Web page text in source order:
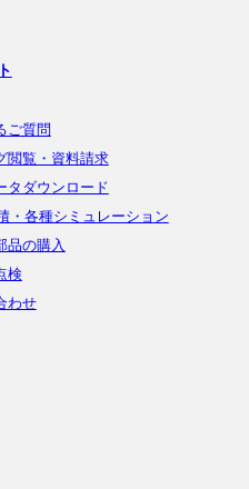
ご質問
閲覧・資料請求
タダウンロード
・各種シミュレーション
品の購入
検
わせ